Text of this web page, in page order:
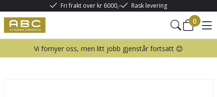
Fri frakt over kr 6000,- Rask levering
0
Vi fornyer oss, men litt jobb gjenstår fortsatt 😊